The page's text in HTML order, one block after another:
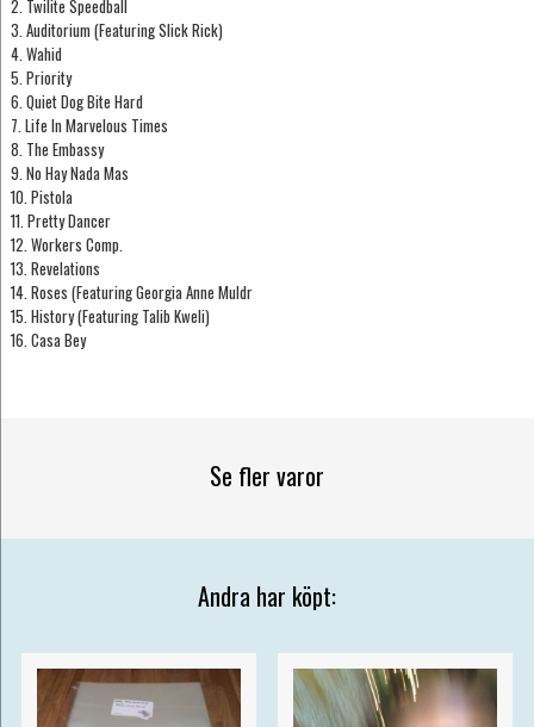
2. Twilite Speedball
3. Auditorium (Featuring Slick Rick)
4. Wahid
5. Priority
6. Quiet Dog Bite Hard
7. Life In Marvelous Times
8. The Embassy
9. No Hay Nada Mas
10. Pistola
11. Pretty Dancer
12. Workers Comp.
13. Revelations
14. Roses (Featuring Georgia Anne Muldr
15. History (Featuring Talib Kweli)
16. Casa Bey
Se fler varor
Andra har köpt: